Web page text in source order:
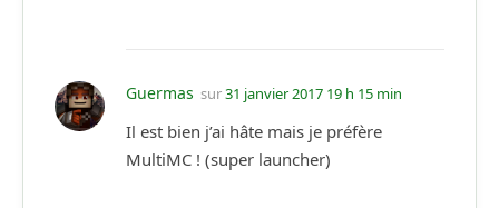
Guermas sur31 janvier 2017 19 h 15 min
Il est bien j’ai hâte mais je préfère
MultiMC ! (super launcher)